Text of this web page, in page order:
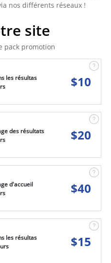
nos différents réseaux !
site
pack promotion
les résultas
$10
des résultats
$20
d'accueil
$40
les résultas
$15